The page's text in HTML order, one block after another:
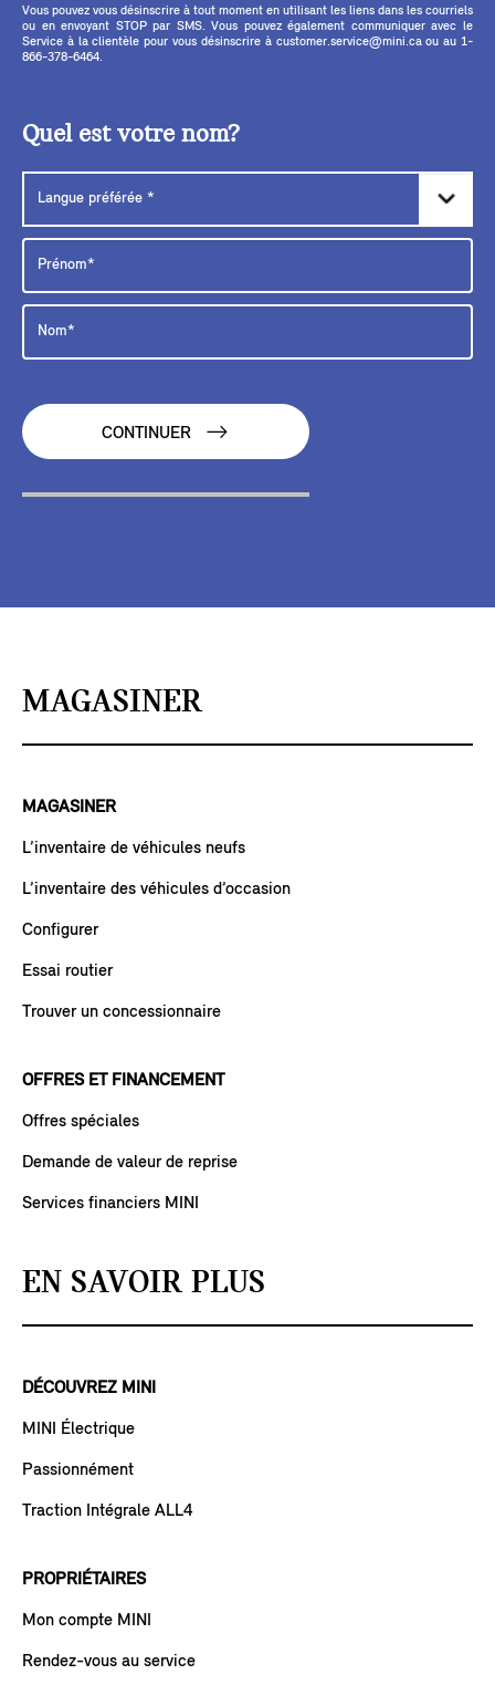
Vous pouvez vous désinscrire à tout moment en utilisant les liens dans les courriels
ou en envoyant STOP par SMS. Vous pouvez également communiquer avec le
Service à la clientèle pour vous désinscrire à customer.service@mini.ca ou au 1-
866-378-6464.
Quel est votre nom?
CONTINUER
MAGASINER
MAGASINER
L’inventaire de véhicules neufs
L’inventaire des véhicules d’occasion
Configurer
Essai routier
Trouver un concessionnaire
OFFRES ET FINANCEMENT
Offres spéciales
Demande de valeur de reprise
Services financiers MINI
EN SAVOIR PLUS
DÉCOUVREZ MINI
MINI Électrique
Passionnément
Traction Intégrale ALL4
PROPRIÉTAIRES
Mon compte MINI
Rendez-vous au service